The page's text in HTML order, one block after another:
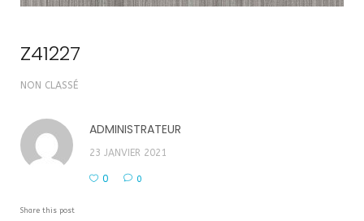
Z41227
NON CLASSÉ
ADMINISTRATEUR
23 JANVIER 2021
0 0
Share this post